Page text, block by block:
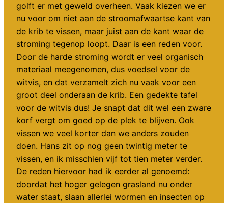
golft er met geweld overheen. Vaak kiezen we er
nu voor om niet aan de stroomafwaartse kant van
de krib te vissen, maar juist aan de kant waar de
stroming tegenop loopt. Daar is een reden voor.
Door de harde stroming wordt er veel organisch
materiaal meegenomen, dus voedsel voor de
witvis, en dat verzamelt zich nu vaak voor een
groot deel onderaan de krib. Een gedekte tafel
voor de witvis dus! Je snapt dat dit wel een zware
korf vergt om goed op de plek te blijven. Ook
vissen we veel korter dan we anders zouden
doen. Hans zit op nog geen twintig meter te
vissen, en ik misschien vijf tot tien meter verder.
De reden hiervoor had ik eerder al genoemd:
doordat het hoger gelegen grasland nu onder
water staat, slaan allerlei wormen en insecten op